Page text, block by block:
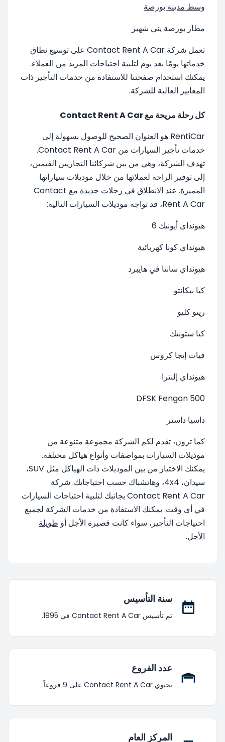
وسط مدينة بورصة
مطار بورصة يني شهير
تعمل شركة Contact Rent A Car على توسيع نطاق
خدماتها يومًا بعد يوم لتلبية احتياجات المزيد من العملاء.
يمكنك استخدام صفحتنا للاستفادة من خدمات التأجير ذات
المعايير العالية للشركة.
كل رحلة مريحة مع Contact Rent A Car
RentiCar هو العنوان الصحيح للوصول بسهولة إلى
خدمات تأجير السيارات من Contact Rent A Car.
تهدف الشركة، وهي من بين شركائنا التجاريين القيمين،
إلى توفير الراحة لعملائها من خلال موديلات سياراتها
المميزة. عند الانطلاق في رحلات جديدة مع Contact
Rent A Car، قد تواجه موديلات السيارات التالية:
هيونداي أيونيك 6
هيونداي كونا كهربائية
هيونداي سانتا في هايبرد
كيا بيكانتو
رينو كليو
كيا ستونيك
فيات إيجا كروس
هيونداي إلنترا
DFSK Fengon 500
داسيا داستر
كما ترون، تقدم لكم الشركة مجموعة متنوعة من
موديلات السيارات بمواصفات وأنواع هياكل مختلفة.
يمكنك الاختيار من بين الموديلات ذات الهياكل مثل SUV،
سيدان، 4x4، وهاتشباك حسب احتياجاتك. شركة
Contact Rent A Car بجانبك لتلبية احتياجات السيارات
في أي وقت. يمكنك الاستفادة من خدمات الشركة لجميع
احتياجات التأجير، سواء كانت قصيرة الأجل أو طويلة
الأجل.
سنة التأسيس
تم تأسيس Contact Rent A Car في 1995.
عدد الفروع
يحتوي Contact Rent A Car على 9 فروعاً.
المركز العام